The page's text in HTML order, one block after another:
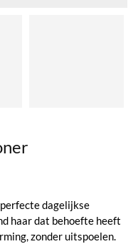
dagelijkse
haar dat behoefte heeft
zonder uitspoelen.